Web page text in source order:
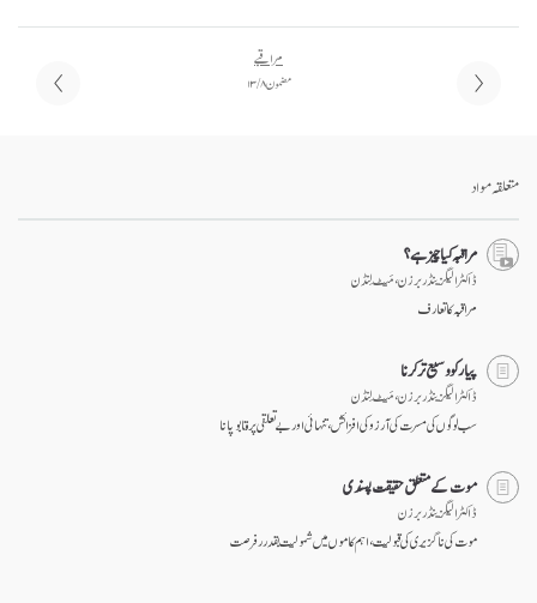
مراقبے
مضمون ۸ / ۱۳
متعلقہ مواد
مراقبہ کیا چیز ہے؟
ڈاکٹر الیگزینڈر برزن ، مَیٹ لِنڈن
مراقبہ کا تعارف
پیار کو وسیع تر کرنا
ڈاکٹر الیگزینڈر برزن ، مَیٹ لِنڈن
سب لوگوں کی مسرت کی آرزو کی افزائش، تنہائی اور بے تعلقی پر قابو پانا
موت کے متعلق حقیقت پسندی
ڈاکٹر الیگزینڈر برزن
موت کی نا گزیری کی قبولیت، اہم کاموں میں شمولیت بقدرر فرصت